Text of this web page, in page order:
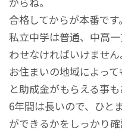
合格してからが本番です。
私立中学は普通、中高
わせなければいけません
お住まいの地域によっ
と助成金がもらえる事も
6年間は長いので、ひと
ができるかをしっかり確